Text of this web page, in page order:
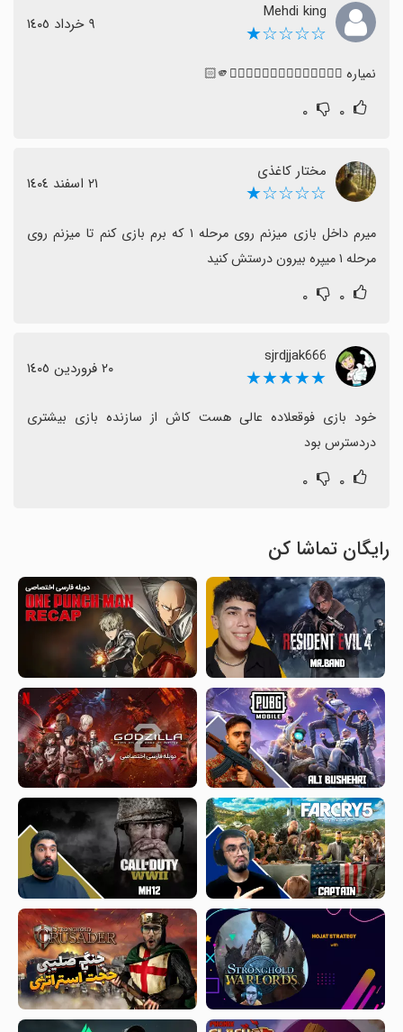
Mehdi king
☆☆☆☆★ ٩ خرداد ١٤٠٥
نمیاره 👌🏻👉🏻💩💩💩💩💩💩💩💩💩💩🫵🏻
۰ ۰
مختار کاغذی
☆☆☆☆★ ٢١ اسفند ١٤٠٤
مرحله ۱ میپره بیرون درستش کنید
۰ ۰
sjrdjjak666
★★★★★ ٢٠ فروردین ١٤٠٥
دردسترس بود
۰ ۰
رایگان تماشا کن